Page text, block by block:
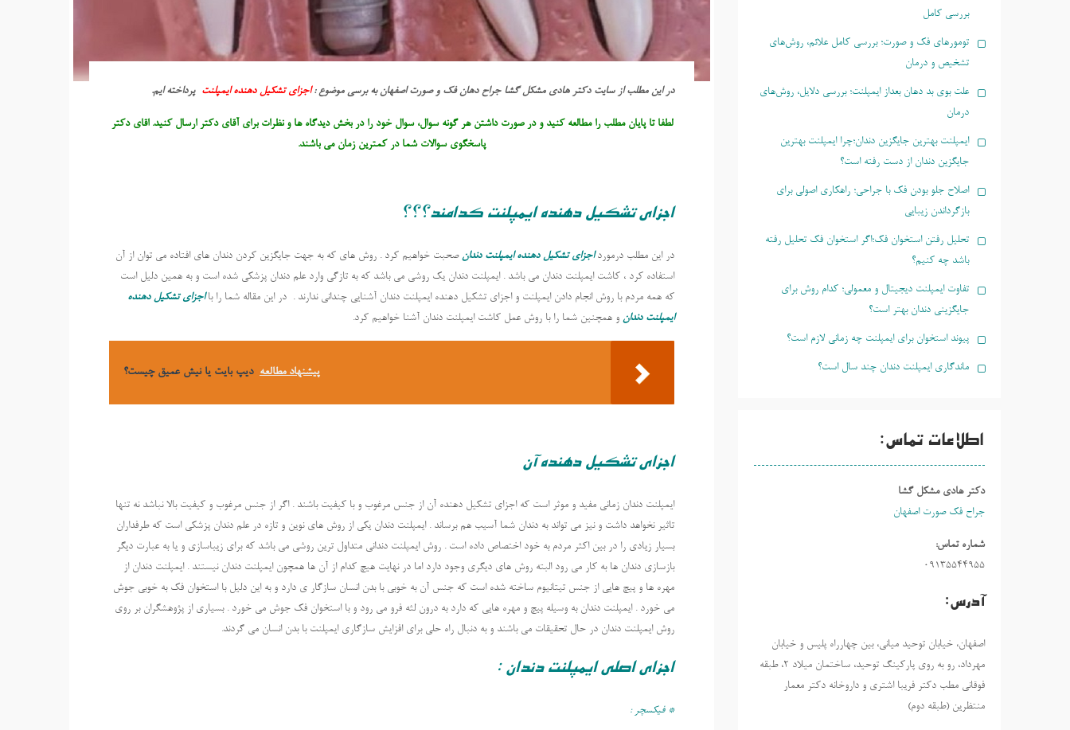
در این مطلب از سایت دکتر هادی مشکل گشا جراح دهان فک و صورت اصفهان به برسی موضوع :اجزای تشکیل دهنده ایمپلنتپرداخته ایم.
لطفا تا پایان مطلب را مطالعه کنید و در صورت داشتن هر گونه سوال، سوال خود را در بخش دیدگاه ها و نظرات برای آقای دکتر ارسال کنید. اقای دکتر
پاسخگوی سوالات شما در کمترین زمان می باشند.
اجزای تشکیل دهنده ایمپلنت کدامند؟؟؟
در این مطلب درمورداجزای تشکیل دهنده ایمپلنت دندان صحبت خواهیم کرد . روش های که به جهت جایگزین کردن دندان های افتاده می توان از آن
استفاده کرد ، کاشت ایمپلنت دندان می باشد . ایمپلنت دندان یک روشی می باشد که به تازگی وارد علم دندان پزشکی شده است و به همین دلیل است
که همه مردم با روش انجام دادن ایمپلنت و اجزای تشکیل دهنده ایمپلنت دندان آشنایی چندانی ندارند . در این مقاله شما را بااجزای تشکیل دهنده
ایمپلنت دندان و همچنین شما را با روش عمل کاشت ایمپلنت دندان آشنا خواهیم کرد.
پیشنهاد مطالعه دیپ بایت یا نیش عمیق چیست؟
اجزای تشکیل دهنده آن
ایمپلنت دندان زمانی مفید و موثر است که اجزای تشکیل دهنده آن از جنس مرغوب و با کیفیت باشند . اگر از جنس مرغوب و کیفیت بالا نباشد نه تنها
تاثیر نخواهد داشت و نیز می تواند به دندان شما آسیب هم برساند . ایمپلنت دندان یکی از روش های نوین و تازه در علم دندان پزشکی است که طرفداران
بسیار زیادی را در بین اکثر مردم به خود اختصاص داده است . روش ایمپلنت دندانی متداول ترین روشی می باشد که برای زیباسازی و یا به عبارت دیگر
بازسازی دندان ها به کار می رود البته روش های دیگری وجود دارد اما در نهایت هیچ کدام از آن ها همچون ایمپلنت دندان نیستند . ایمپلنت دندان از
مهره ها و پیچ هایی از جنس تیتانیوم ساخته شده است که جنس آن به خوبی با بدن انسان سازگار ی دارد و به این دلیل با استخوان فک به خوبی جوش
می خورد . ایمپلنت دندان به وسیله پیچ و مهره هایی که دارد به درون لثه فرو می رود و با استخوان فک جوش می خورد . بسیاری از پژوهشگران بر روی
روش ایمپلنت دندان در حال تحقیقات می باشند و به دنبال راه حلی برای افزایش سازگاری ایمپلنت با بدن انسان می گردند.
اجزای اصلی ایمپلنت دندان :
* فیکسچر :
بررسی کامل
تومورهای فک و صورت؛ بررسی کامل علائم، روش‌های
تشخیص و درمان
علت بوی بد دهان بعداز ایمپلنت؛ بررسی دلایل، روش‌های
درمان
ایمپلنت بهترین جایگزین دندان؛چرا ایمپلنت بهترین
جایگزین دندان از دست رفته است؟
اصلاح جلو بودن فک با جراحی؛ راهکاری اصولی برای
بازگرداندن زیبایی
تحلیل رفتن استخوان فک؛اگر استخوان فک تحلیل رفته
باشد چه کنیم؟
تفاوت ایمپلنت دیجیتال و معمولی؛ کدام روش برای
جایگزینی دندان بهتر است؟
پیوند استخوان برای ایمپلنت چه زمانی لازم است؟
ماندگاری ایمپلنت دندان چند سال است؟
اطلاعات تماس:
دکتر هادی مشکل گشا
جراح فک صورت اصفهان
شماره تماس:
09135544955
آدرس:
اصفهان، خیابان توحید میانی، بین چهارراه پلیس و خیابان
مهرداد، رو به روی پارکینگ توحید، ساختمان میلاد ٢، طبقه
فوقانی مطب دکتر فریبا اشتری و داروخانه دکتر معمار
منتظرین (طبقه دوم)